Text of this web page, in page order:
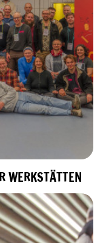
WERKSTÄTTEN